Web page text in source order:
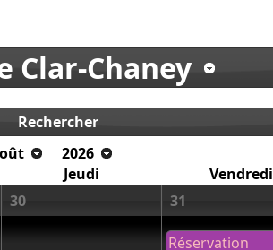
Clar-Chaney
Rechercher
2026
Jeudi Vendredi
30 31
Réservation